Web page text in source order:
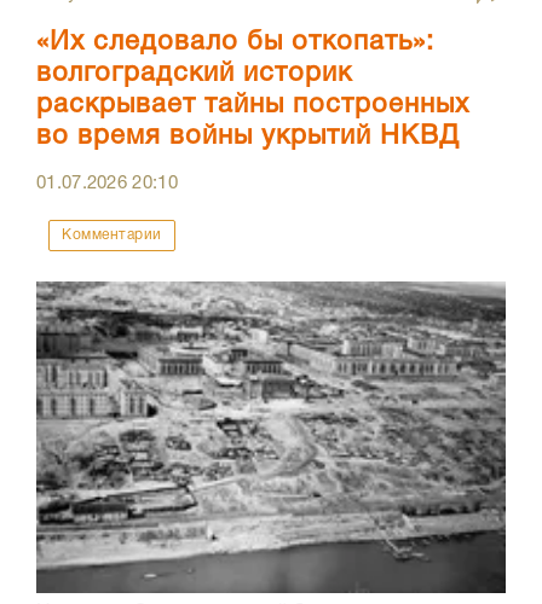
«Их следовало бы откопать»:
волгоградский историк
раскрывает тайны построенных
во время войны укрытий НКВД
01.07.202620:10
Комментарии